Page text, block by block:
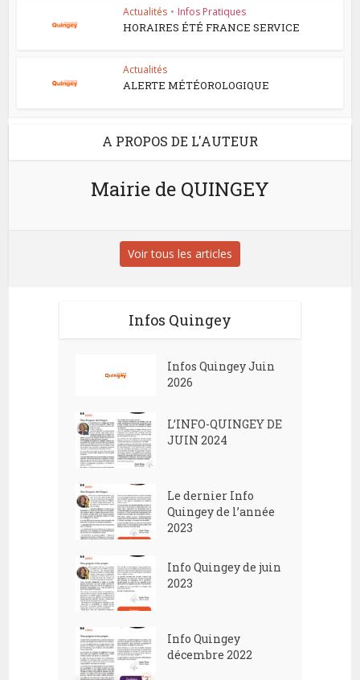
Actualités • Infos Pratiques
HORAIRES ÉTÉ FRANCE SERVICE
Actualités
ALERTE MÉTÉOROLOGIQUE
A PROPOS DE L'AUTEUR
Mairie de QUINGEY
Voir tous les articles
Infos Quingey
Infos Quingey Juin
2026
L’INFO-QUINGEY DE
JUIN 2024
Le dernier Info
Quingey de l’année
2023
Info Quingey de juin
2023
Info Quingey
décembre 2022